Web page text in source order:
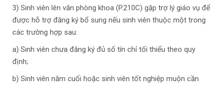
3) Sinh viên lên văn phòng khoa (P.210C) gặp trợ lý giáo vụ để
được hỗ trợ đăng ký bổ sung nếu sinh viên thuộc một trong
các trường hợp sau:
a) Sinh viên chưa đăng ký đủ số tín chỉ tối thiểu theo quy
định;
b) Sinh viên năm cuối hoặc sinh viên tốt nghiệp muộn cần